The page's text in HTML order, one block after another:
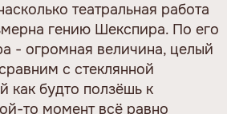
театральная работа
гению Шекспира. По его
- огромная величина, целый
с стеклянной
как будто ползёшь к
то момент всё равно